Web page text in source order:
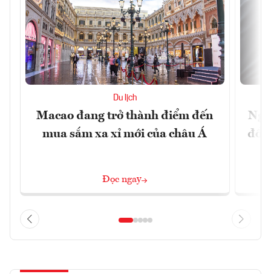
Du lịch
Macao đang trở thành điểm đến
mua sắm xa xỉ mới của châu Á
Đọc ngay
đổi